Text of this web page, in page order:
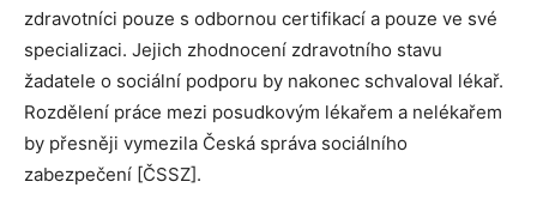
zdravotníci pouze s odbornou certifikací a pouze ve své
specializaci. Jejich zhodnocení zdravotního stavu
žadatele o sociální podporu by nakonec schvaloval lékař.
Rozdělení práce mezi posudkovým lékařem a nelékařem
by přesněji vymezila Česká správa sociálního
zabezpečení [ČSSZ].